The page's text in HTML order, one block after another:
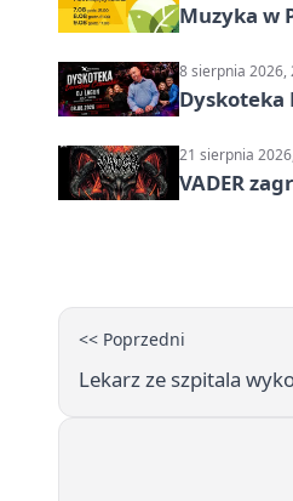
Muzyka w
8 sierpnia 2026,
Dyskoteka
21 sierpnia
VADER
<< Poprzedni
Lekarz ze szpitala